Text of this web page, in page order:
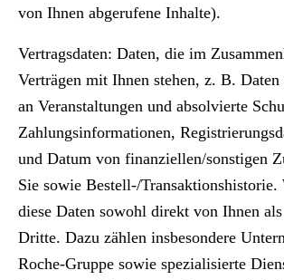
von Ihnen abgerufene Inhalte).
Vertragsdaten: Daten, die im
Verträgen mit Ihnen stehen, z. B.
an Veranstaltungen und absolvierte
Zahlungsinformationen,
und Datum von finanziellen/sonstigen
Sie sowie Bestell-/Transaktionshistorie.
diese Daten sowohl direkt von Ihnen
Dritte. Dazu zählen insbesondere
Roche-Gruppe sowie spezialisierte